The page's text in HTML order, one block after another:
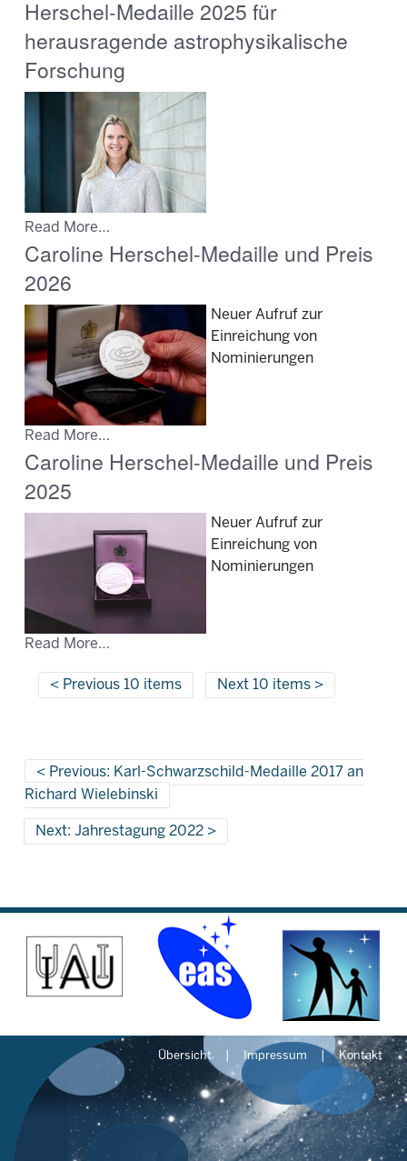
Herschel-Medaille 2025 für
herausragende astrophysikalische
Forschung
Read More…
Caroline Herschel-Medaille und Preis
2026
Neuer Aufruf zur
Einreichung von
Nominierungen
Read More…
Caroline Herschel-Medaille und Preis
2025
Neuer Aufruf zur
Einreichung von
Nominierungen
Read More…
Previous 10 items Next 10 items
Previous: Karl-Schwarzschild-Medaille 2017 an
Richard Wielebinski
Next: Jahrestagung 2022
Übersicht Impressum Kontakt